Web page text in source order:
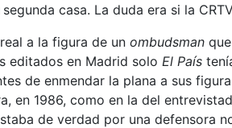
casa. La duda era si la
a la figura de un ombudsman
editados en Madrid solo El País
de enmendar la plana a sus
en 1986, como en la del
de verdad por una defensora